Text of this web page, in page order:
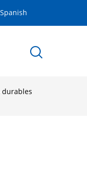
Spanish
durables